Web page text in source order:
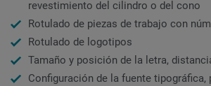
revestimiento del cilindro o del cono
Rotulado de piezas de trabajo con
Rotulado de logotipos
Tamaño y posición de la letra,
Configuración de la fuente tipográfica,